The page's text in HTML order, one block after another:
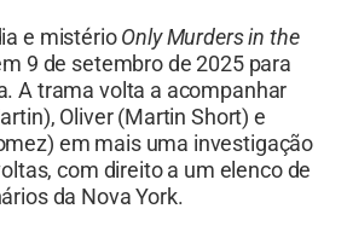
e mistérioOnly Murders in the
9 de setembro de 2025 para
A trama volta a acompanhar
Oliver (Martin Short) e
em mais uma investigação
com direito a um elenco de
da Nova York.